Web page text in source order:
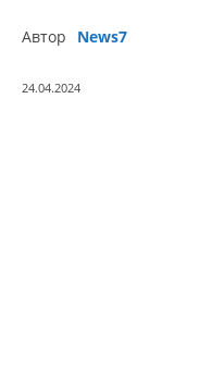
Автор News7
24.04.2024